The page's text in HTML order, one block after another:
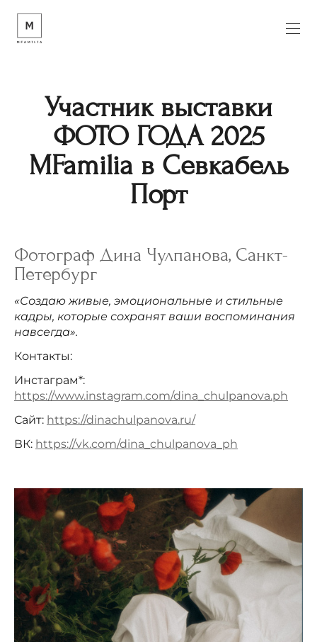
Участник выставки
ФОТО ГОДА 2025
MFamilia в Севкабель
Порт
Фотограф Дина Чулпанова, Санкт-
Петербург
«Создаю живые, эмоциональные и стильные
кадры, которые сохранят ваши воспоминания
навсегда».
Контакты:
Инстаграм*:
https://www.instagram.com/dina_chulpanova.ph
Сайт: https://dinachulpanova.ru/
ВК: https://vk.com/dina_chulpanova_ph